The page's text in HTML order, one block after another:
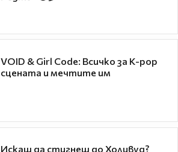
VOID & Girl Code: Всичко за K-pop
сцената и мечтите им
Искаш да стигнеш до Холивуд?